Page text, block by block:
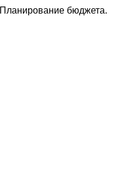
Планирование бюджета.